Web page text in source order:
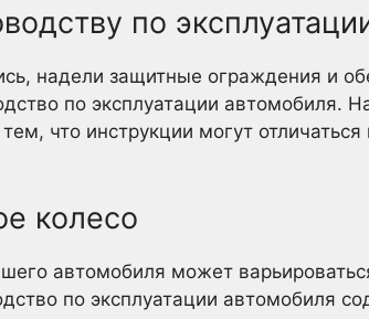
по
надели защитные ограждения и
по эксплуатации автомобиля.
что инструкции могут отличаться
колесо
автомобиля может
по эксплуатации автомобиля